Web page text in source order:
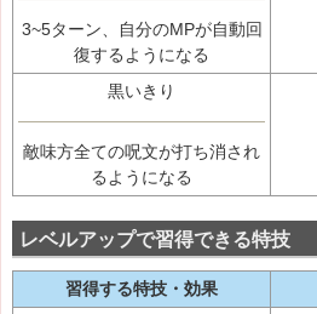
3~5ターン、自分のMPが自動回
復するようになる
黒いきり
敵味方全ての呪文が打ち消され
るようになる
レベルアップで習得できる特技
習得する特技・効果